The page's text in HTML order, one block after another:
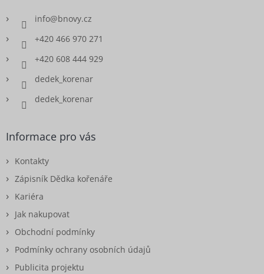
info@bnovy.cz
+420 466 970 271
+420 608 444 929
dedek_korenar
dedek_korenar
Informace pro vás
Kontakty
Zápisník Dědka kořenáře
Kariéra
Jak nakupovat
Obchodní podmínky
Podmínky ochrany osobních údajů
Publicita projektu